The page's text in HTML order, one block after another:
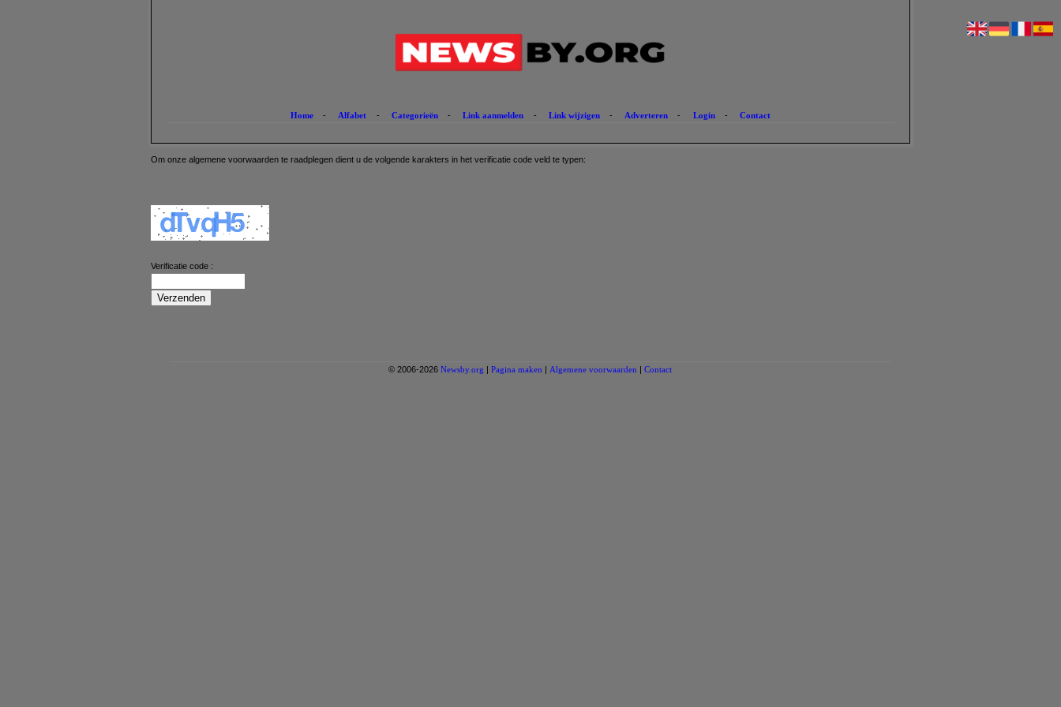
Home - Alfabet - Categorieën - Link aanmelden - Link wijzigen - Adverteren - Login - Contact
Om onze algemene voorwaarden te raadplegen dient u de volgende karakters in het verificatie code veld te typen:
Verificatie code :
© 2006-2026Newsby.org |Pagina maken | Algemene voorwaarden |Contact